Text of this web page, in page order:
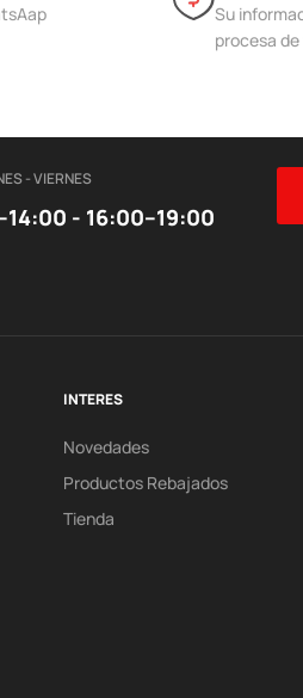
Su
procesa
- VIERNES
- 16:00–19:00
INTERES
Novedades
Productos Rebajados
Tienda